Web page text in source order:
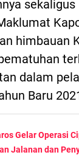
sekaligus
himbauan
dalam
Baru
Gelar Operasi
Jalanan dan